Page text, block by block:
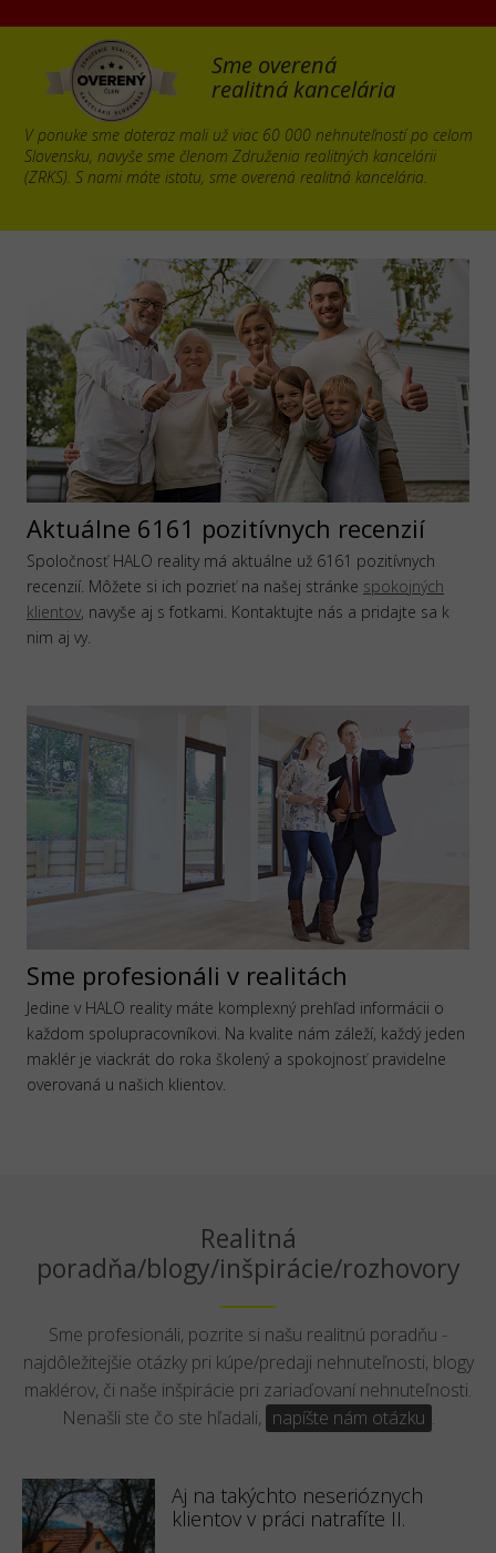
Sme overená
realitná kancelária
V ponuke sme doteraz mali už viac 60 000 nehnuteľností po celom
Slovensku, navyše sme členom Združenia realitných kancelárii
(ZRKS). S nami máte istotu, sme overená realitná kancelária.
Aktuálne 6161 pozitívnych recenzií
Spoločnosť HALO reality má aktuálne už 6161 pozitívnych
recenzií. Môžete si ich pozrieť na našej stránke spokojných
klientov, navyše aj s fotkami. Kontaktujte nás a pridajte sa k
nim aj vy.
Sme profesionáli v realitách
Jedine v HALO reality máte komplexný prehľad informácii o
každom spolupracovníkovi. Na kvalite nám záleží, každý jeden
maklér je viackrát do roka školený a spokojnosť pravidelne
overovaná u našich klientov.
Realitná
poradňa/blogy/inšpirácie/rozhovory
Sme profesionáli, pozrite si našu realitnú poradňu -
najdôležitejšie otázky pri kúpe/predaji nehnuteľnosti, blogy
maklérov, či naše inšpirácie pri zariaďovaní nehnuteľnosti.
Nenašli ste čo ste hľadali, napíšte nám otázku .
Aj na takýchto neserióznych
klientov v práci natrafíte II.